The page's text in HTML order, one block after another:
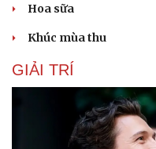
Hoa sữa
Khúc mùa thu
GIẢI TRÍ